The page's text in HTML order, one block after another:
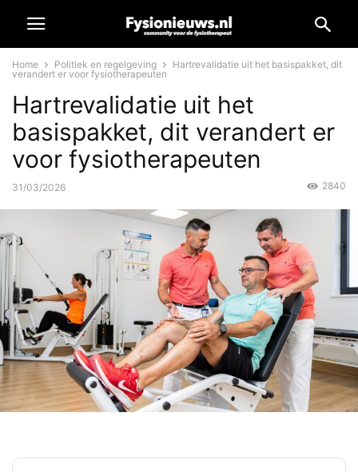
Home Politiek en regelgeving
Hartrevalidatie uit het basispakket, dit
verandert er voor fysiotherapeuten
Hartrevalidatie uit het
basispakket, dit verandert er
voor fysiotherapeuten
31/03/2026 2840